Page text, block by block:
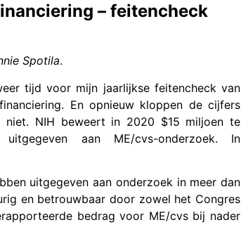
– feitencheck
Spotila.
tijd voor mijn jaarlijkse feitencheck van
En opnieuw kloppen de cijfers
niet. NIH beweert in 2020 $15 miljoen te
uitgegeven aan ME/cvs-onderzoek. In
uitgegeven aan onderzoek in meer dan
en betrouwbaar door zowel het Congres
bedrag voor ME/cvs bij nader